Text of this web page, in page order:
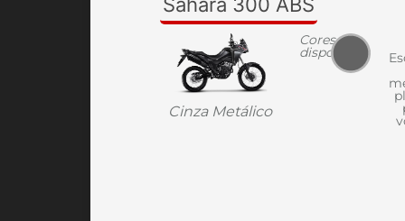
Cinza Metálico
Cores
disponíveis